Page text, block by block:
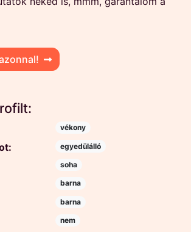
vékony
egyedülálló
soha
barna
barna
nem